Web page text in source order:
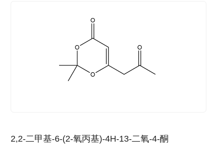
2,2-二甲基-6-(2-氧丙基)-4H-13-二氧-4-酮